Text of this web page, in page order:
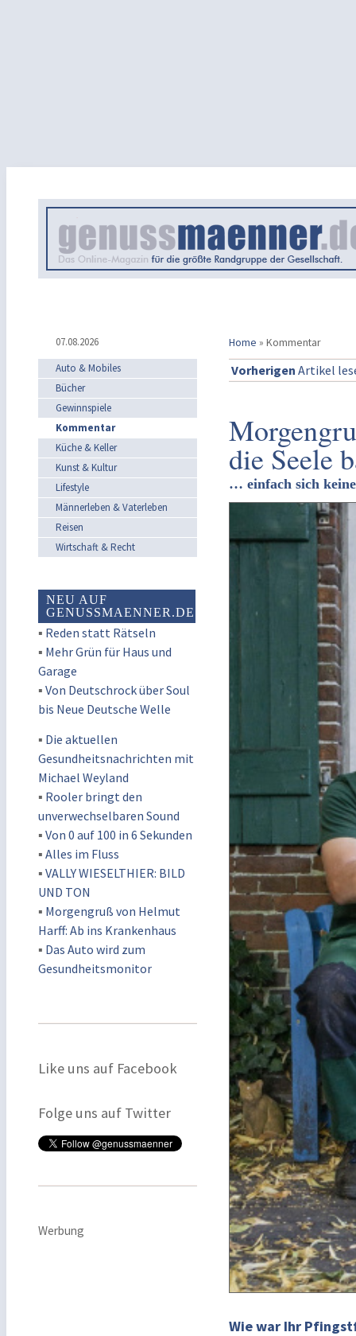
07.08.2026 Home » Kommentar
Auto & Mobiles
Bücher
Gewinnspiele
Kommentar
Küche & Keller
Kunst & Kultur
Lifestyle
Männerleben & Vaterleben
Reisen
Wirtschaft & Recht
NEU AUF
GENUSSMAENNER.DE
▪ Reden statt Rätseln
▪ Mehr Grün für Haus und
Garage
▪ Von Deutschrock über Soul
bis Neue Deutsche Welle
▪ Die aktuellen
Gesundheitsnachrichten mit
Michael Weyland
▪ Rooler bringt den
unverwechselbaren Sound
▪ Von 0 auf 100 in 6 Sekunden
▪ Alles im Fluss
▪ VALLY WIESELTHIER: BILD
UND TON
▪ Morgengruß von Helmut
Harff: Ab ins Krankenhaus
▪ Das Auto wird zum
Gesundheitsmonitor
Like uns auf Facebook
Folge uns auf Twitter
Werbung
Vorherigen Artikel
die Seele
… einfach sich
Wie war Ihr